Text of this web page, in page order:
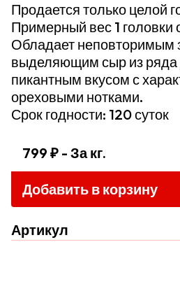
Продается только целой
Примерный вес 1 головки
Обладает неповторимым
выделяющим сыр из ряда
пикантным вкусом с
ореховыми нотками.
Срок годности: 120 суток
799 ₽ - За кг.
Добавить в корзину
Артикул